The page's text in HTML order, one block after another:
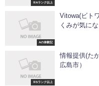
※Aランク以上
Aの体験記
Vitowa(ビト
くみが気に
※Sランク以上
情報提供(た
広島市）